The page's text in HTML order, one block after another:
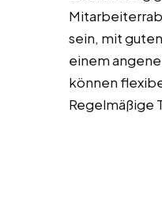
sein, mit
einem
können
Regelmäßige